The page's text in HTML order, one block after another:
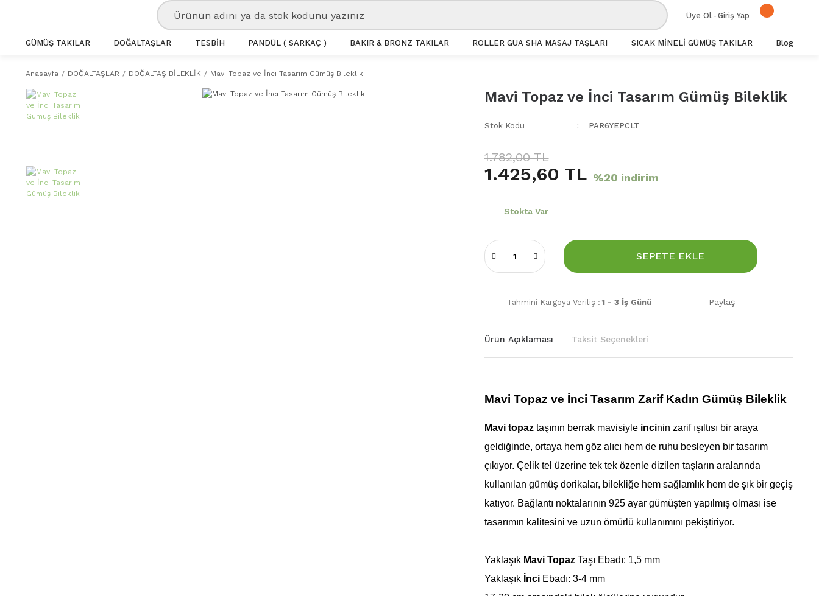
Üye Ol - Giriş Yap
GÜMÜŞ TAKILAR DOĞALTAŞLAR TESBİH PANDÜL ( SARKAÇ ) BAKIR & BRONZ TAKILAR ROLLER GUA SHA MASAJ TAŞLARI SICAK MİNELİ GÜMÜŞ TAKILAR Blog
Anasayfa DOĞALTAŞLAR DOĞALTAŞ BİLEKLİK Mavi Topaz ve İnci Tasarım Gümüş Bileklik
Mavi Topaz ve İnci Tasarım Gümüş Bileklik
Stok Kodu PAR6YEPCLT
1.782,00 TL
1.425,60 TL %20 indirim
Stokta Var
SEPETE EKLE
Tahmini Kargoya Veriliş : 1 - 3 İş Günü Paylaş
Ürün Açıklaması Taksit Seçenekleri
Mavi Topaz ve İnci Tasarım Zarif Kadın Gümüş Bileklik
Mavi topaztaşının berrak mavisiyleincinin zarif ışıltısı bir araya
geldiğinde, ortaya hem göz alıcı hem de ruhu besleyen bir tasarım
çıkıyor. Çelik tel üzerine tek tek özenle dizilen taşların aralarında
kullanılan gümüş dorikalar, bilekliğe hem sağlamlık hem de şık bir geçiş
katıyor. Bağlantı noktalarının 925 ayar gümüşten yapılmış olması ise
tasarımın kalitesini ve uzun ömürlü kullanımını pekiştiriyor.
Yaklaşık Mavi Topaz Taşı Ebadı: 1,5 mm
Yaklaşık İnci Ebadı: 3-4 mm